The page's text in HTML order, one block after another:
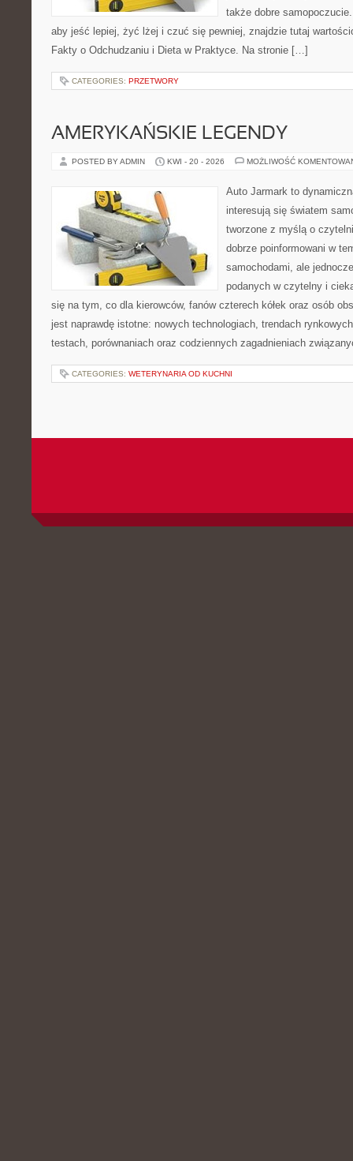
także dobre
aby jeść lepiej, żyć lżej i czuć się pewniej, znajdzie tutaj
Fakty o Odchudzaniu i Dieta w Praktyce. Na stronie […]
CATEGORIES: PRZETWORY
AMERYKAŃSKIE LEGENDY
POSTED BY ADMIN KWI - 20 - 2026 MOŻLIWOŚĆ
Auto Jarmark to
interesują się światem
tworzone z myślą o
dobrze poinformowani w
samochodami, ale
podanych w czytelny i
się na tym, co dla kierowców, fanów czterech kółek oraz osób
jest naprawdę istotne: nowych technologiach, trendach
testach, porównaniach oraz codziennych zagadnieniach
CATEGORIES: WETERYNARIA OD KUCHNI